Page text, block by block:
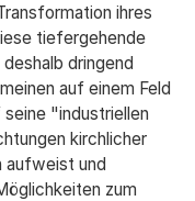
ihres
tiefergehende
dringend
auf einem Feld
"industriellen
kirchlicher
aufweist und
zum